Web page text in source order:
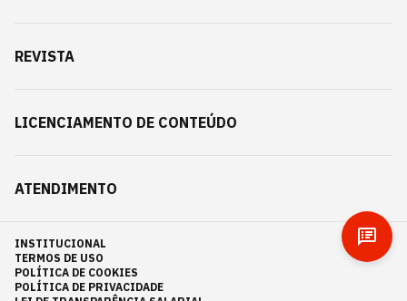
REVISTA
LICENCIAMENTO DE CONTEÚDO
ATENDIMENTO
INSTITUCIONAL
TERMOS DE USO
POLÍTICA DE COOKIES
POLÍTICA DE PRIVACIDADE